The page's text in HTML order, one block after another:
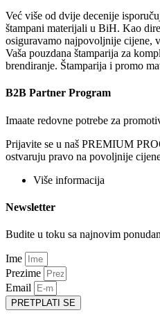
Već više od dvije decenije
štampani materijali u BiH. Kao
osiguravamo najpovoljnije cijene,
Vaša pouzdana štamparija za
brendiranje. Štamparija i promo
B2B Partner Program
Imaate redovne potrebe za
Prijavite se u naš PREMIUM
ostvaruju pravo na povoljnije
Više informacija
Newsletter
Budite u toku sa najnovim
Ime
Prezime
Email
PRETPLATI SE